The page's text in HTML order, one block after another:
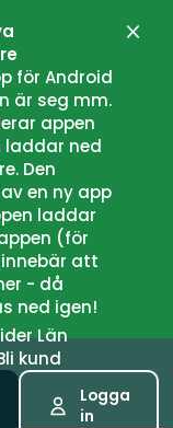
för Android
är seg mm.
appen
laddar ned
Den
en ny app
laddar
(för
att
- då
ned igen!
Län
kund
Logga
in